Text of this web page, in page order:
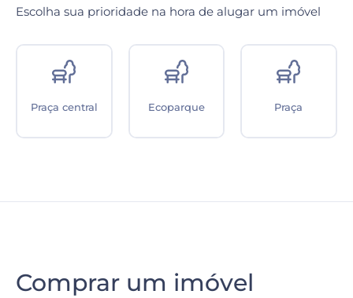
Escolha sua prioridade na hora de alugar um imóvel
Praça central Ecoparque Praça
Comprar um imóvel